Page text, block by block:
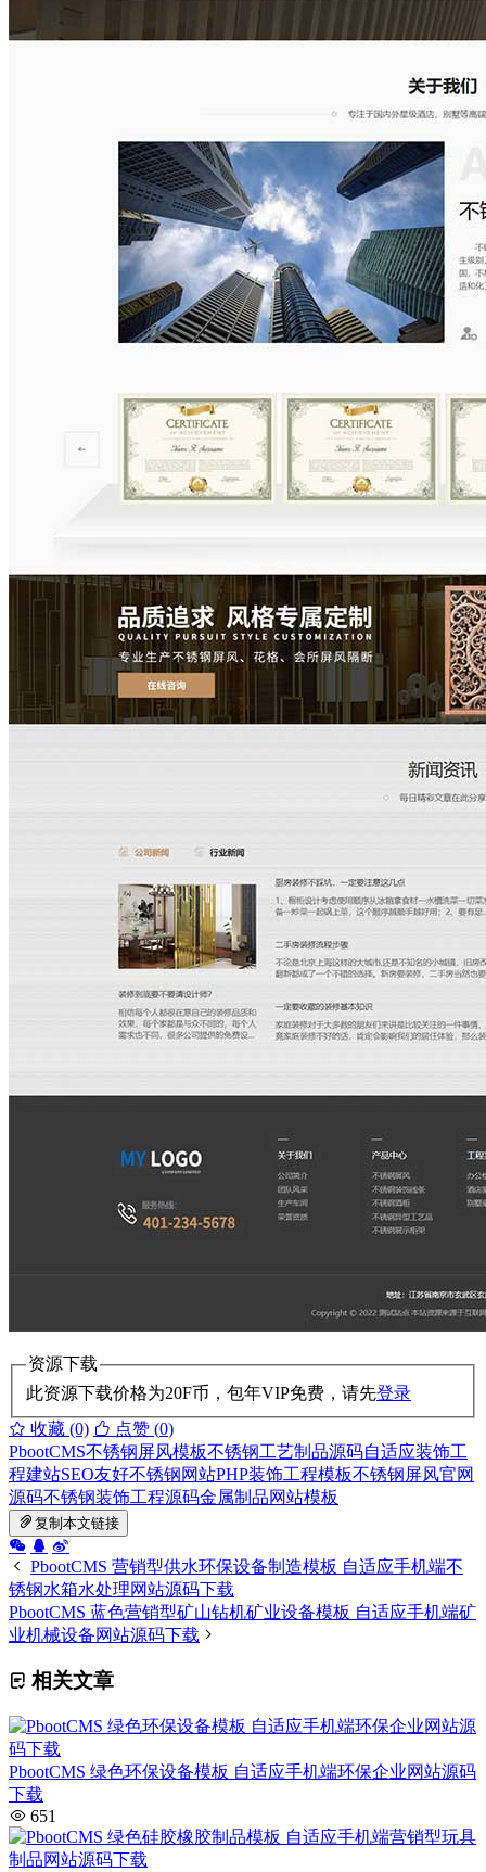
资源下载
此资源下载价格为20F币，包年VIP免费，请先登录
收藏 (0)
点赞 (0)
PbootCMS不锈钢屏风模板不锈钢工艺制品源码自适应装饰工
程建站SEO友好不锈钢网站PHP装饰工程模板不锈钢屏风官网
源码不锈钢装饰工程源码金属制品网站模板
复制本文链接
PbootCMS 营销型供水环保设备制造模板 自适应手机端不
锈钢水箱水处理网站源码下载
PbootCMS 蓝色营销型矿山钻机矿业设备模板 自适应手机端矿
业机械设备网站源码下载
相关文章
PbootCMS 绿色环保设备模板 自适应手机端环保企业网站源码
下载
651